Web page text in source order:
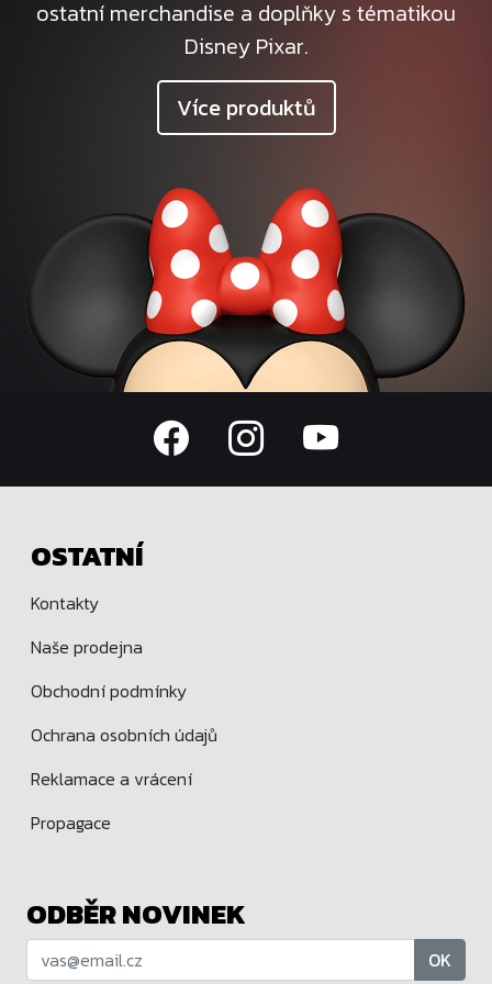
ostatní merchandise a doplňky s tématikou
Disney Pixar.
Více produktů
OSTATNÍ
Kontakty
Naše prodejna
Obchodní podmínky
Ochrana osobních údajů
Reklamace a vrácení
Propagace
ODBĚR NOVINEK
OK